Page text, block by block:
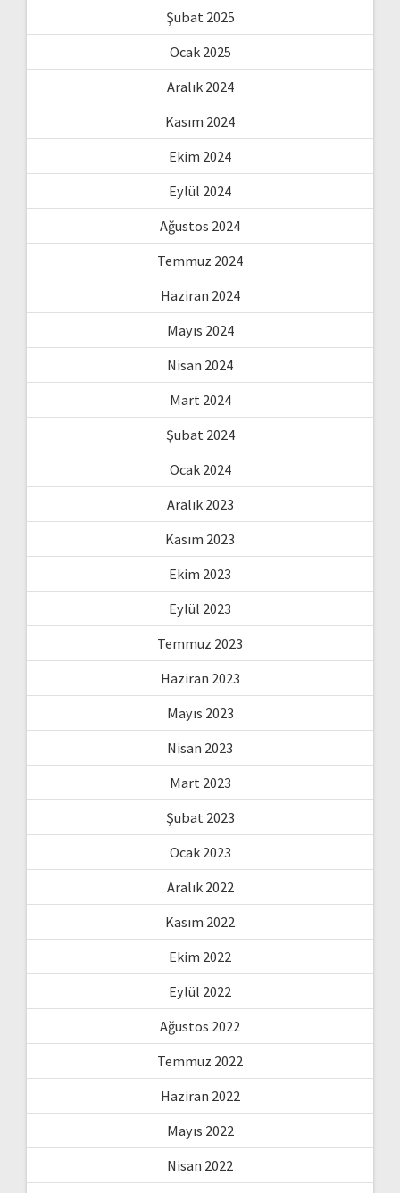
Şubat 2025
Ocak 2025
Aralık 2024
Kasım 2024
Ekim 2024
Eylül 2024
Ağustos 2024
Temmuz 2024
Haziran 2024
Mayıs 2024
Nisan 2024
Mart 2024
Şubat 2024
Ocak 2024
Aralık 2023
Kasım 2023
Ekim 2023
Eylül 2023
Temmuz 2023
Haziran 2023
Mayıs 2023
Nisan 2023
Mart 2023
Şubat 2023
Ocak 2023
Aralık 2022
Kasım 2022
Ekim 2022
Eylül 2022
Ağustos 2022
Temmuz 2022
Haziran 2022
Mayıs 2022
Nisan 2022